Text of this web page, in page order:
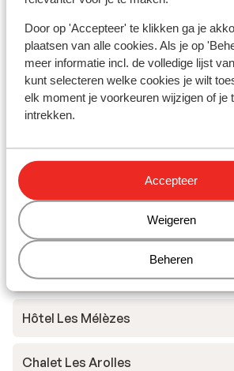
Door op 'Accepteer' te klikken ga je
plaatsen van alle cookies. Als je op
meer informatie incl. de volledige lijst
kunt selecteren welke cookies je wilt
elk moment je voorkeuren wijzigen of je
intrekken.
Accepteer
Weigeren
Beheren
Résidence l'Alpeggio
Chalet Grizzly
Base Camp Lodge Les Deux Alpes
Hotel Chamois Lodge
The People Les 2 Alpes
Hôtel Les Mélèzes
Chalet Les Arolles